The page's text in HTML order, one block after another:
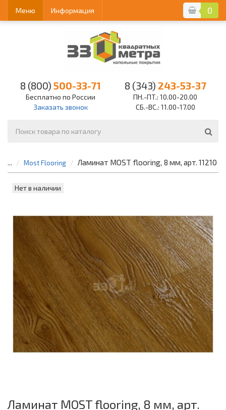
0
Меню Информация
8 (800) 500-33-71
Бесплатно по России
Заказать звонок
8 (343) 243-53-37
ПН.-ПТ.: 10.00-20.00
СБ.-ВС.: 11.00-17.00
... Most Flooring Ламинат MOST flooring, 8 мм, арт. 11210
Нет в наличии
Ламинат MOST flooring, 8 мм, арт.